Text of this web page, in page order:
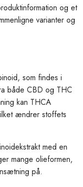
og et
varianter og
som findes i
både CBD og THC
kan THCA
ændrer stoffets
med en
mange olieformen,
på.